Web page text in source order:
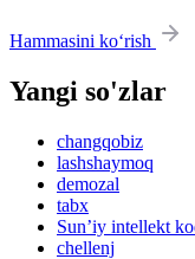
Hammasini ko‘rish
Yangi so'zlar
changqobiz
lashshaymoq
demozal
tabx
Sun’iy intellekt
chellenj